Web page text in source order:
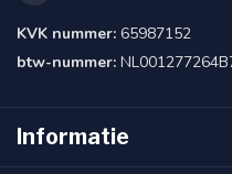
KVK nummer: 65987152
btw-nummer:
Informatie